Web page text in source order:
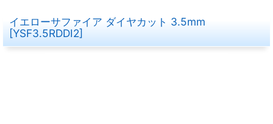
イエローサファイア ダイヤカット 3.5mm
[YSF3.5RDDI2]